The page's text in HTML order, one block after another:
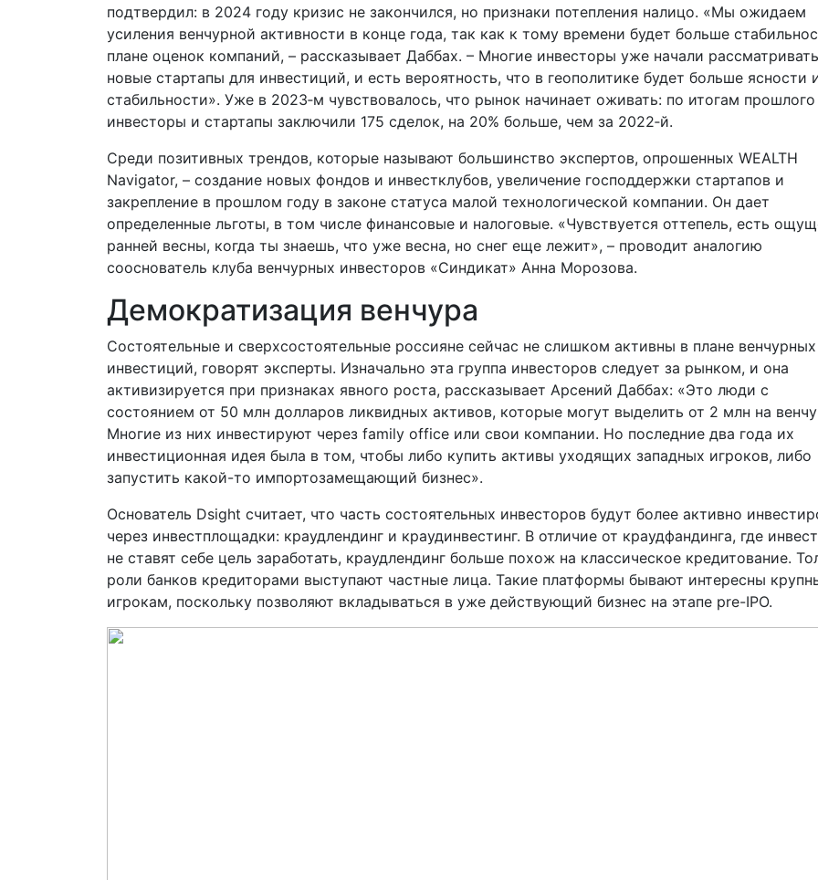
подтвердил: в 2024 году кризис не закончился, но признаки потепления налицо. «Мы ожидаем
усиления венчурной активности в конце года, так как к тому времени будет больше
плане оценок компаний, – рассказывает Даббах. – Многие инвесторы уже начали рассматривать
новые стартапы для инвестиций, и есть вероятность, что в геополитике будет больше ясности
стабильности». Уже в 2023‑м чувствовалось, что рынок начинает оживать: по итогам прошлого
инвесторы и стартапы заключили 175 сделок, на 20% больше, чем за 2022‑й.
Среди позитивных трендов, которые называют большинство экспертов, опрошенных WEALTH
Navigator, – создание новых фондов и инвестклубов, увеличение господдержки стартапов и
закрепление в прошлом году в законе статуса малой технологической компании. Он дает
определенные льготы, в том числе финансовые и налоговые. «Чувствуется оттепель, есть
ранней весны, когда ты знаешь, что уже весна, но снег еще лежит», – проводит аналогию
сооснователь клуба венчурных инвесторов «Синдикат» Анна Морозова.
Демократизация венчура
Состоятельные и сверхсостоятельные россияне сейчас не слишком активны в плане венчурных
инвестиций, говорят эксперты. Изначально эта группа инвесторов следует за рынком, и она
активизируется при признаках явного роста, рассказывает Арсений Даббах: «Это люди с
состоянием от 50 млн долларов ликвидных активов, которые могут выделить от 2 млн на
Многие из них инвестируют через family office или свои компании. Но последние два года их
инвестиционная идея была в том, чтобы либо купить активы уходящих западных игроков, либо
запустить какой-то импортозамещающий бизнес».
Основатель Dsight считает, что часть состоятельных инвесторов будут более активно
через инвестплощадки: краудлендинг и краудинвестинг. В отличие от краудфандинга, где
не ставят себе цель заработать, краудлендинг больше похож на классическое кредитование.
роли банков кредиторами выступают частные лица. Такие платформы бывают интересны
игрокам, поскольку позволяют вкладываться в уже действующий бизнес на этапе pre-­IPO.